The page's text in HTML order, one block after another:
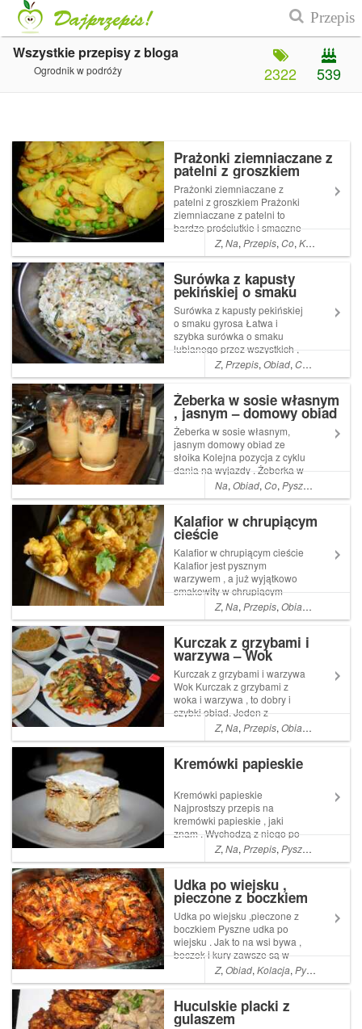
Wszystkie przepisy z bloga
Ogrodnik w podróży 539
2322
Prażonki ziemniaczane z
patelni z groszkiem
Prażonki ziemniaczane z
patelni z groszkiem Prażonki
ziemniaczane z patelni to
bardzo prościutkie i smaczne
danie . Czasami robię je jako
dodatek do mięsa lub serwuję
More ... Artykuł Prażonki
ziemniaczane z patelni z
groszk...
Z,Na,Przepis,Co,Kolacja
Surówka z kapusty
pekińskiej o smaku
gyrosa
Surówka z kapusty pekińskiej
o smaku gyrosa Łatwa i
szybka surówka o smaku
lubianego przez wszystkich ,
a szczególnie dzieciaki ,
gyrosa
Z,Przepis,Obiad,Co ,
Żeberka w sosie własnym
, jasnym – domowy obiad
ze słoika
Żeberka w sosie własnym,
jasnym domowy obiad ze
słoika Kolejna pozycja z cyklu
dania na wyjazdy . Żeberka w
sosie własnym , to doskonały
pomysł., a ten przepis jest
w sosie własnym , jasnym
domowy obiad ze ...
Na,Obiad,Co,Pyszne
Kalafior w chrupiącym
cieście
Kalafior w chrupiącym cieście
Kalafior jest pysznym
warzywem , a już wyjątkowo
smakowity w chrupiącym
cieście . Jest to szybka
potrawa , całkowicie
części społeczność też Read
More ... Artykuł Kalafior w
chrupiącym cieście p...
Z,Na,Przepis,Obiad ,
Kurczak z grzybami i
warzywa – Wok
Kurczak z grzybami i warzywa
Wok Kurczak z grzybami z
woka i warzywa , to dobry i
szybki obiad. Jeden z
niewielu posiłków w których
mój młodszy syn uznaje Read
grzybami i warzywa Wok
pochodzi z serwisu Ogrodni...
Z,Na,Przepis,Obiad ,
Kremówki papieskie
Kremówki papieskie
Najprostszy przepis na
kremówki papieskie , jaki
znam . Wychodzą z niego po
prostu pyszne ,a dodatkowo
przepis ten jest naprawdę
szczególnie tym Read More ...
Artykuł Kremówki papieskie
pochodzi z serwisu ...
Z,Na,Przepis,Pyszne
Udka po wiejsku ,
pieczone z boczkiem
Udka po wiejsku ,pieczone z
boczkiem Pyszne udka po
wiejsku . Jak to na wsi bywa ,
boczek i kury zawsze są w
Z,Obiad,Kolacja,Pyszne
Huculskie placki z
gulaszem